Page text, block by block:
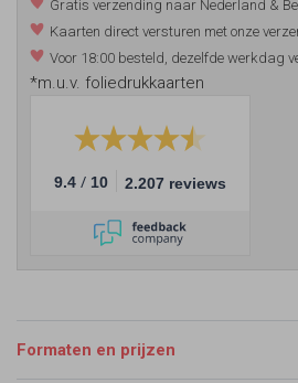
Gratis verzending naar Nederland &
Kaarten direct versturen met onze
Voor 18:00 besteld, dezelfde werkdag
*m.u.v. foliedrukkaarten
9.4 / 10 2.207 reviews
Formaten en prijzen